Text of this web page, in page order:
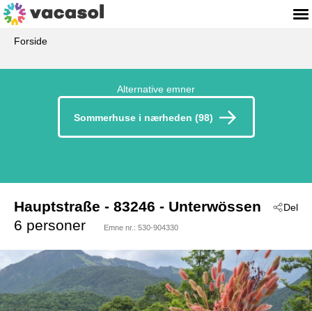
Forside
Alternative emner
Sommerhuse i nærheden (98)
Del
Hauptstraße - 83246 - Unterwössen
6 personer
Emne nr.: 530-904330